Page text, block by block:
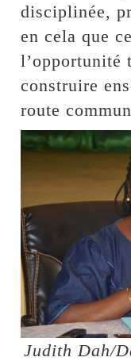
disciplinée,
en cela que
l’opportunité
construire
route
Judith Dah/